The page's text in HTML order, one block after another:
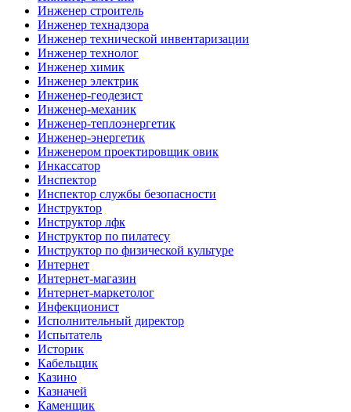
Инженер строитель
Инженер технадзора
Инженер технической инвентаризации
Инженер технолог
Инженер химик
Инженер электрик
Инженер-геодезист
Инженер-механик
Инженер-теплоэнергетик
Инженер-энергетик
Инженером проектировщик овик
Инкассатор
Инспектор
Инспектор службы безопасности
Инструктор
Инструктор лфк
Инструктор по пилатесу
Инструктор по физической культуре
Интернет
Интернет-магазин
Интернет-маркетолог
Инфекционист
Исполнительный директор
Испытатель
Историк
Кабельщик
Казино
Казначей
Каменщик